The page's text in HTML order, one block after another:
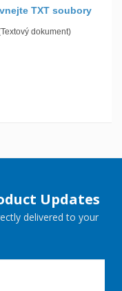
TXT soubory
dokument)
Updates
delivered to your